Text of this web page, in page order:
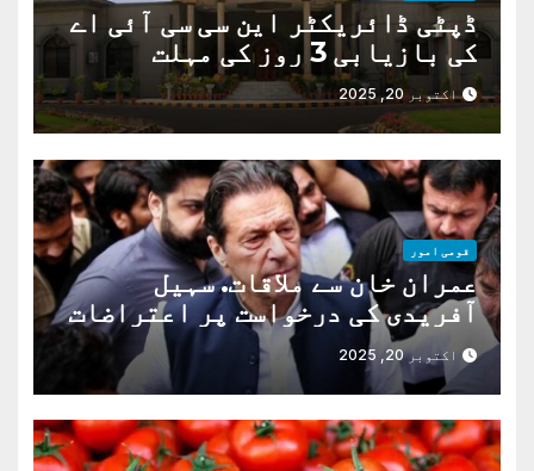
ڈپٹی ڈائریکٹر این سی سی آئی اے
کی بازیابی 3 روز کی مہلت
اکتوبر 20, 2025
قومی امور
عمران خان سے ملاقات. سہیل
آفریدی کی درخواست پر اعتراضات
دوراکتوبر 20, 2025